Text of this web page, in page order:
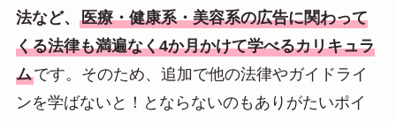
法など、 医療・健康系・美容系の広告に関わって
くる法律も満遍なく4か月かけて学べるカリキュラ
ムです。そのため、追加で他の法律やガイドライ
ンを学ばないと！とならないのもありがたいポイ